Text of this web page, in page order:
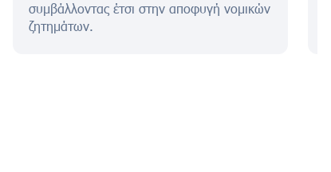
συμβάλλοντας έτσι στην αποφυγή νομικών
ζητημάτων.